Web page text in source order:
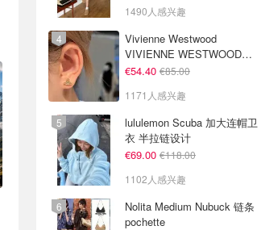
1490人感兴趣
Vivienne Westwood
VIVIENNE WESTWOOD
Nano Solitaire 耳环
€54.40 €85.00
1171人感兴趣
lululemon Scuba 加大连帽卫
衣 半拉链设计
€69.00 €118.00
1102人感兴趣
Nolita Medium Nubuck 链条
pochette